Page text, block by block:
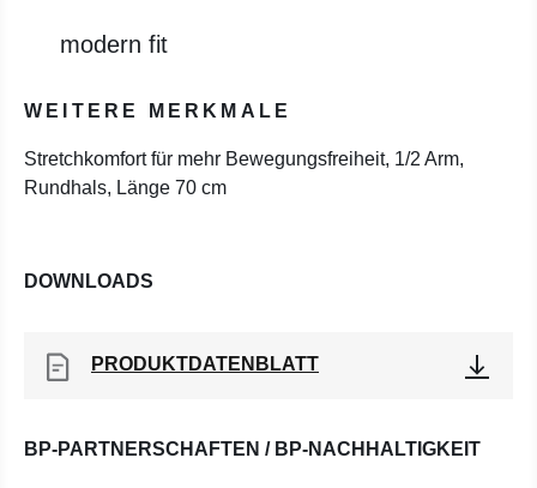
modern fit
WEITERE MERKMALE
Stretchkomfort für mehr Bewegungsfreiheit, 1/2 Arm,
Rundhals, Länge 70 cm
DOWNLOADS
PRODUKTDATENBLATT
BP-PARTNERSCHAFTEN / BP-NACHHALTIGKEIT